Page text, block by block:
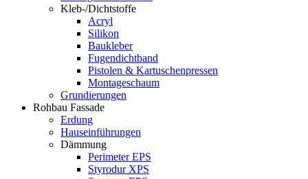
Kleb-/Dichtstoffe
Acryl
Silikon
Baukleber
Fugendichtband
Pistolen & Kartuschenpressen
Montageschaum
Grundierungen
Rohbau Fassade
Erdung
Hauseinführungen
Dämmung
Perimeter EPS
Styrodur XPS